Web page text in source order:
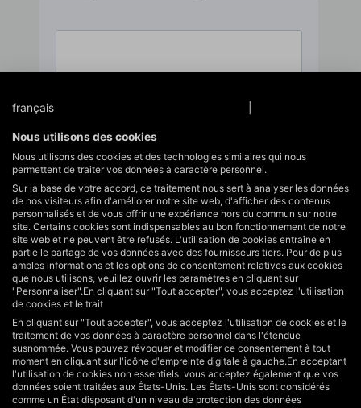
français
Nous utilisons des cookies
Nous utilisons des cookies et des technologies similaires qui nous
permettent de traiter vos données à caractère personnel.
Sur la base de votre accord, ce traitement nous sert à analyser les données
de nos visiteurs afin d'améliorer notre site web, d'afficher des contenus
personnalisés et de vous offrir une expérience hors du commun sur notre
site. Certains cookies sont indispensables au bon fonctionnement de notre
site web et ne peuvent être refusés. L'utilisation de cookies entraîne en
partie le partage de vos données avec des fournisseurs tiers. Pour de plus
amples informations et les options de consentement relatives aux cookies
que nous utilisons, veuillez ouvrir les paramètres en cliquant sur
"Personnaliser".En cliquant sur "Tout accepter", vous acceptez l'utilisation
de cookies et le trait
En cliquant sur "Tout accepter", vous acceptez l'utilisation de cookies et le
traitement de vos données à caractère personnel dans l'étendue
susnommée. Vous pouvez révoquer et modifier ce consentement à tout
moment en cliquant sur l'icône d'empreinte digitale à gauche.En acceptant
l'utilisation de cookies non essentiels, vous acceptez également que vos
données soient traitées aux États-Unis. Les États-Unis sont considérés
comme un État disposant d'un niveau de protection des données